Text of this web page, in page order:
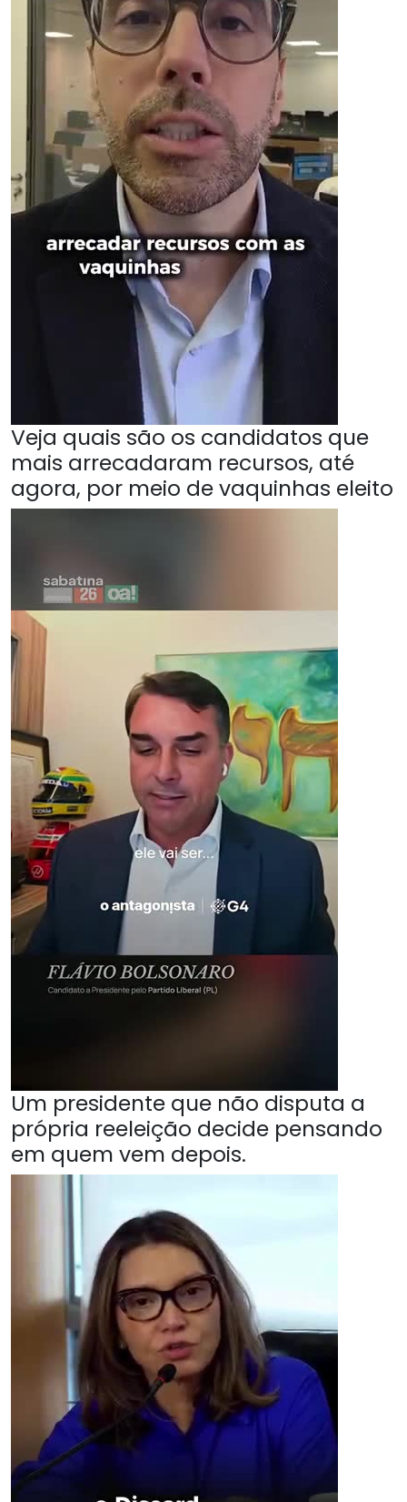
Veja quais são os candidatos que
mais arrecadaram recursos, até
agora, por meio de vaquinhas eleito
Um presidente que não disputa a
própria reeleição decide pensando
em quem vem depois.